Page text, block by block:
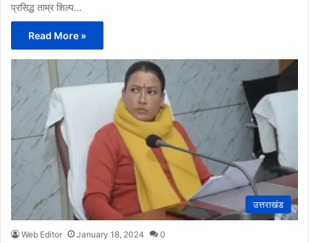
प्रसिद्ध ताम्र शिल्प…
Read More »
उत्तराखंड
Web Editor January 18, 2024 0